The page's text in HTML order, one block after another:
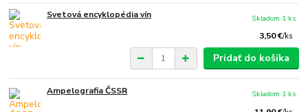
Svetová encyklopédia vín
3,50 €/ks
Skladom 1 ks
Pridať do košíka
Ampelografia ČSSR
Skladom 1 ks